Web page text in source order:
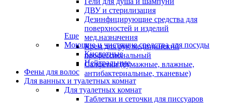
ДВУ и стерилизация
Дезинфицирующие средства для
поверхностей и изделий
мед.назначения
Крем для рук медицинский
профессиональный
Салфетки (бумажные, влажные,
антибактериальные, тканевые)
Еще
Моющие и чистящие средства для посуды
Кислотные
Нейтральные
Фены для волос
Для ванных и туалетных комнат
Для туалетных комнат
Таблетки и сеточки для писсуаров